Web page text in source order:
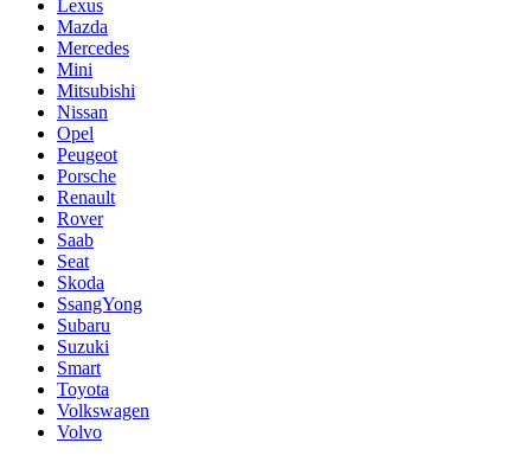
Lexus
Mazda
Mercedes
Mini
Mitsubishi
Nissan
Opel
Peugeot
Porsche
Renault
Rover
Saab
Seat
Skoda
SsangYong
Subaru
Suzuki
Smart
Toyota
Volkswagen
Volvo